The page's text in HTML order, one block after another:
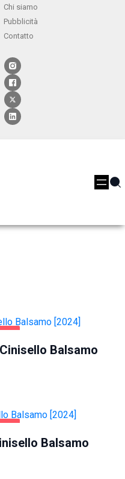
Chi siamo
Pubblicità
Contatto
Balsamo
Balsamo